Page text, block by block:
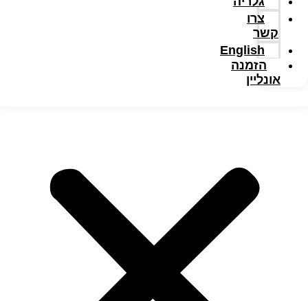
צרו
קשר
English
הזמנה
אונליין